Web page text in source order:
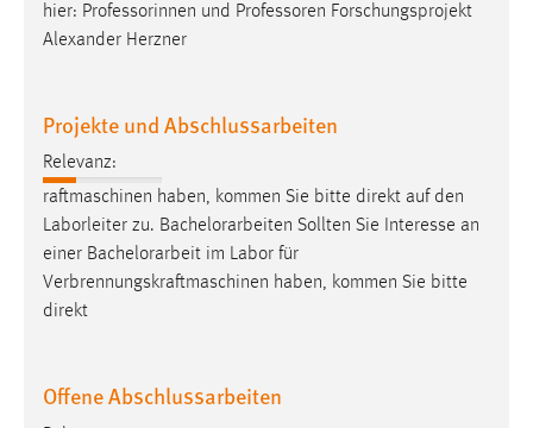
hier: Professorinnen und Professoren Forschungsprojekt
Alexander Herzner
Projekte und Abschlussarbeiten
Relevanz:
raftmaschinen haben, kommen Sie bitte direkt auf den
Laborleiter zu. Bachelorarbeiten Sollten Sie Interesse an
einer Bachelorarbeit im Labor für
Verbrennungskraftmaschinen haben, kommen Sie bitte
direkt
Offene Abschlussarbeiten
_fbp
Facebook
Zweck:
Conversion-Tracking